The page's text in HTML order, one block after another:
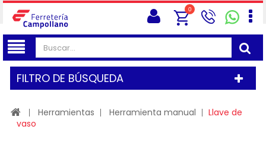
0
FILTRO DE BÚSQUEDA
Herramientas Herramienta manual
Llave de
vaso